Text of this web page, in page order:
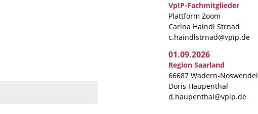
VpIP-Fachmitglieder
Plattform Zoom
Carina Haindl Strnad
c.haindlstrnad@vpip.de
01.09.2026
Region Saarland
66687 Wadern-Noswendel
Doris Haupenthal
d.haupenthal@vpip.de